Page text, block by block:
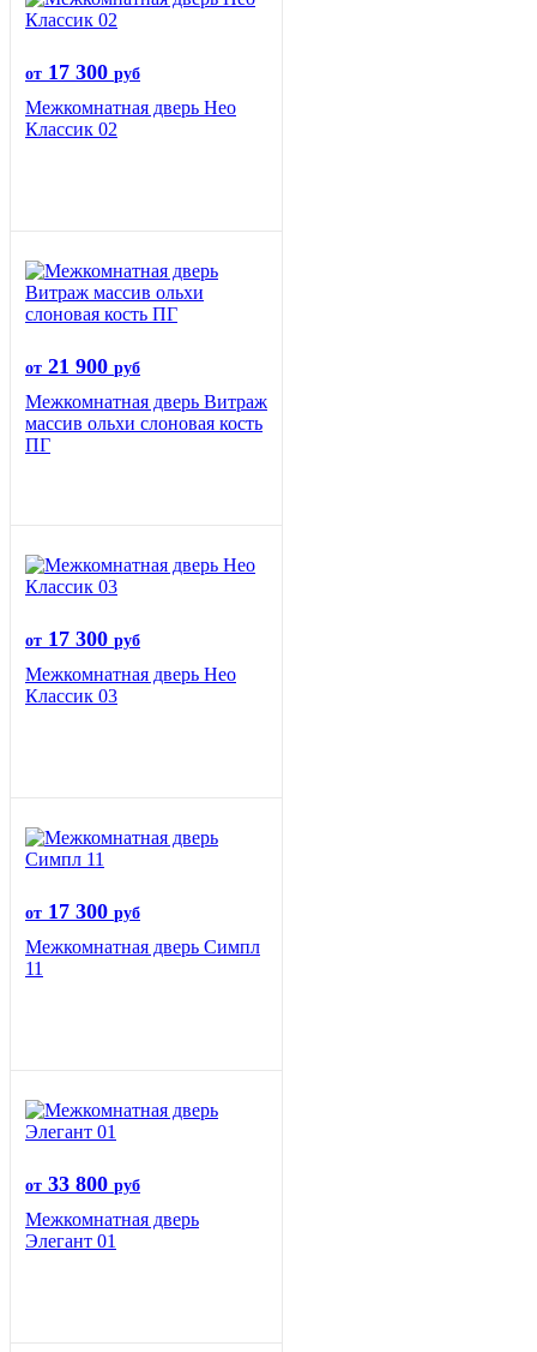
от 17 300 руб
Межкомнатная дверь Нео
Классик 02
от 21 900 руб
Межкомнатная дверь Витраж
массив ольхи слоновая кость
ПГ
от 17 300 руб
Межкомнатная дверь Нео
Классик 03
от 17 300 руб
Межкомнатная дверь Симпл
11
от 33 800 руб
Межкомнатная дверь
Элегант 01